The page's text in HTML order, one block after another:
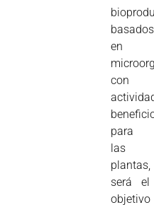
basados
en
con
para
las
plantas,
será el
objetivo